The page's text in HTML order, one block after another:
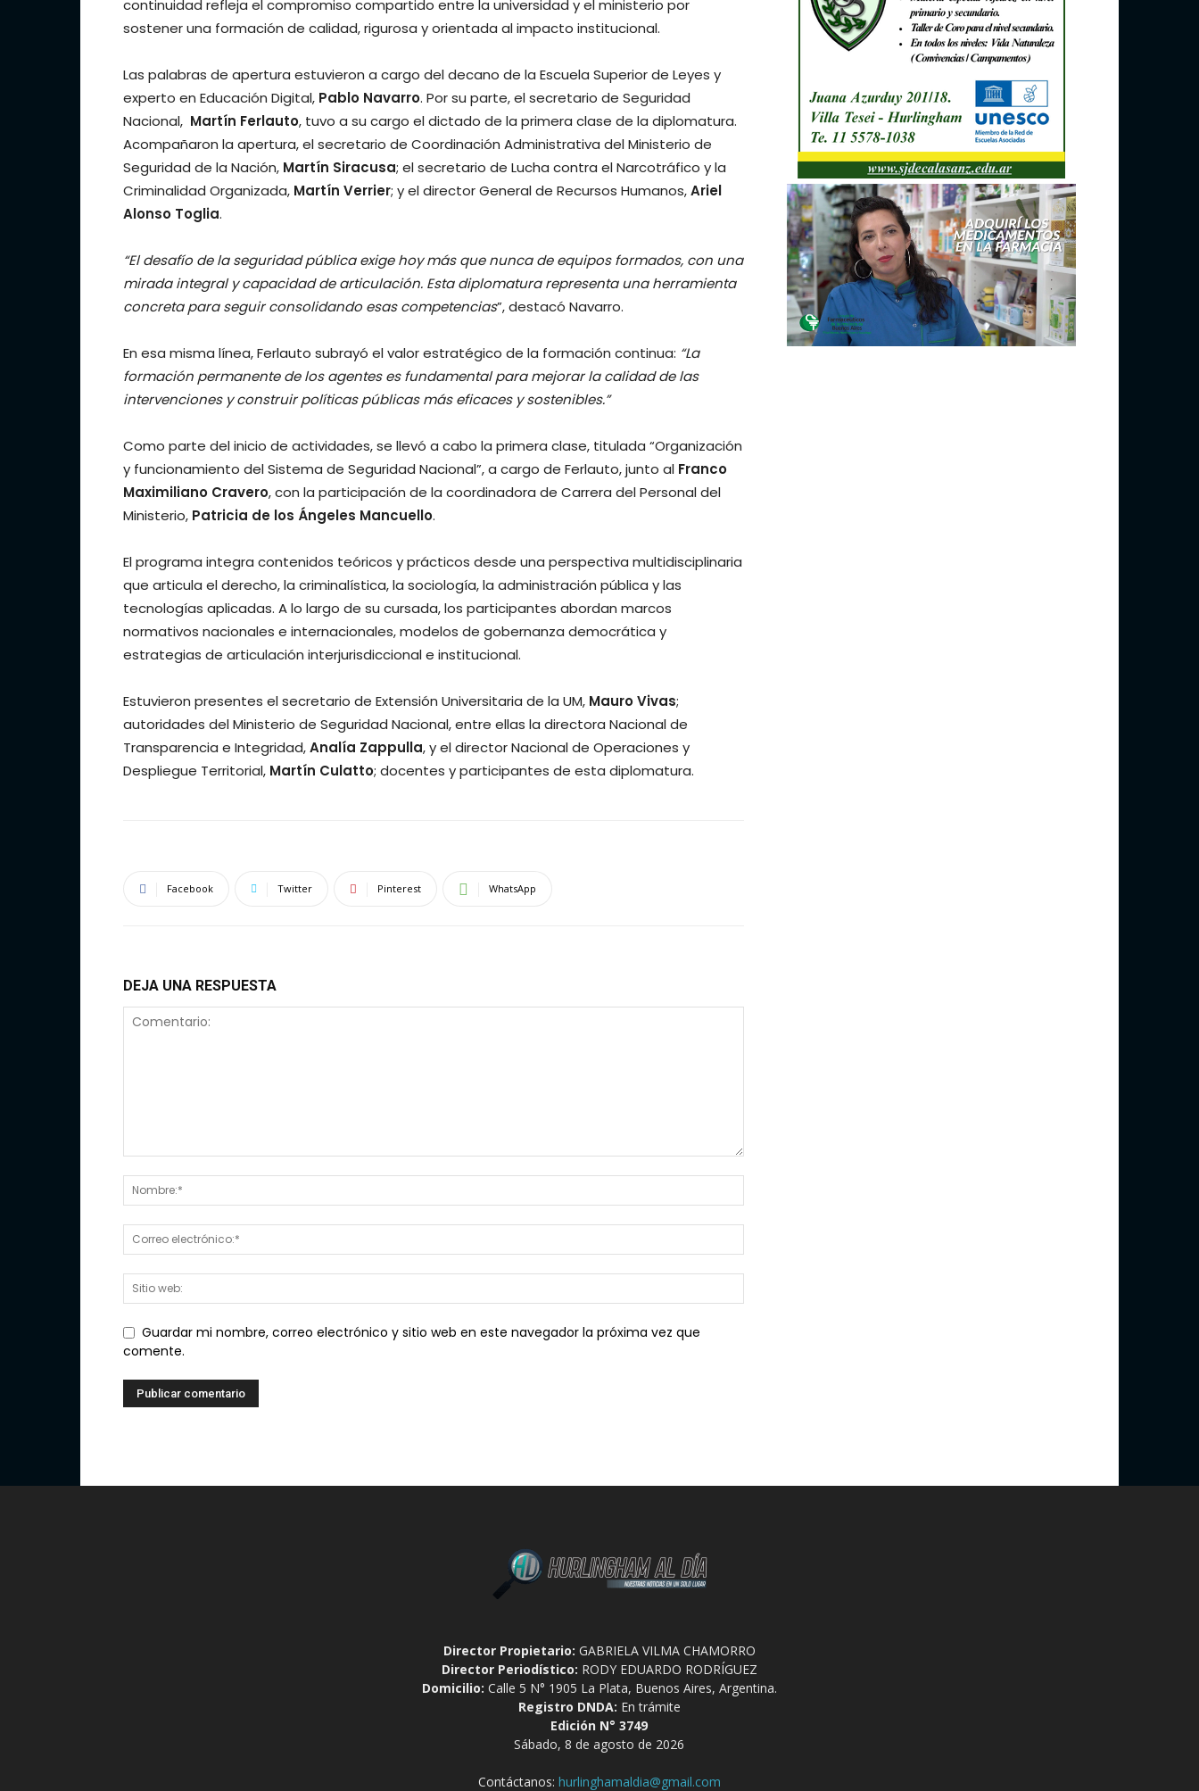
continuidad refleja el compromiso compartido entre la universidad y el ministerio por
sostener una formación de calidad, rigurosa y orientada al impacto institucional.
Las palabras de apertura estuvieron a cargo del decano de la Escuela Superior de Leyes y
experto en Educación Digital, Pablo Navarro. Por su parte, el secretario de Seguridad
Nacional, Martín Ferlauto, tuvo a su cargo el dictado de la primera clase de la diplomatura.
Acompañaron la apertura, el secretario de Coordinación Administrativa del Ministerio de
Seguridad de la Nación, Martín Siracusa; el secretario de Lucha contra el Narcotráfico y la
Criminalidad Organizada, Martín Verrier; y el director General de Recursos Humanos,Ariel
Alonso Toglia.
“El desafío de la seguridad pública exige hoy más que nunca de equipos formados, con una
mirada integral y capacidad de articulación. Esta diplomatura representa una herramienta
concreta para seguir consolidando esas competencias”, destacó Navarro.
En esa misma línea, Ferlauto subrayó el valor estratégico de la formación continua: “La
formación permanente de los agentes es fundamental para mejorar la calidad de las
intervenciones y construir políticas públicas más eficaces y sostenibles.”
Como parte del inicio de actividades, se llevó a cabo la primera clase, titulada “Organización
y funcionamiento del Sistema de Seguridad Nacional”, a cargo de Ferlauto, junto al Franco
Maximiliano Cravero, con la participación de la coordinadora de Carrera del Personal del
Ministerio, Patricia de los Ángeles Mancuello.
El programa integra contenidos teóricos y prácticos desde una perspectiva multidisciplinaria
que articula el derecho, la criminalística, la sociología, la administración pública y las
tecnologías aplicadas. A lo largo de su cursada, los participantes abordan marcos
normativos nacionales e internacionales, modelos de gobernanza democrática y
estrategias de articulación interjurisdiccional e institucional.
Estuvieron presentes el secretario de Extensión Universitaria de la UM, Mauro Vivas;
autoridades del Ministerio de Seguridad Nacional, entre ellas la directora Nacional de
Transparencia e Integridad,Analía Zappulla, y el director Nacional de Operaciones y
Despliegue Territorial, Martín Culatto; docentes y participantes de esta diplomatura.
Facebook Twitter Pinterest WhatsApp
DEJA UNA RESPUESTA
Guardar mi nombre, correo electrónico y sitio web en este navegador la próxima vez que
comente.
Director Propietario: GABRIELA VILMA CHAMORRO
Director Periodístico: RODY EDUARDO RODRÍGUEZ
Domicilio: Calle 5 N° 1905 La Plata, Buenos Aires, Argentina.
Registro DNDA: En trámite
Edición N° 3749
Sábado, 8 de agosto de 2026
Contáctanos: hurlinghamaldia@gmail.com